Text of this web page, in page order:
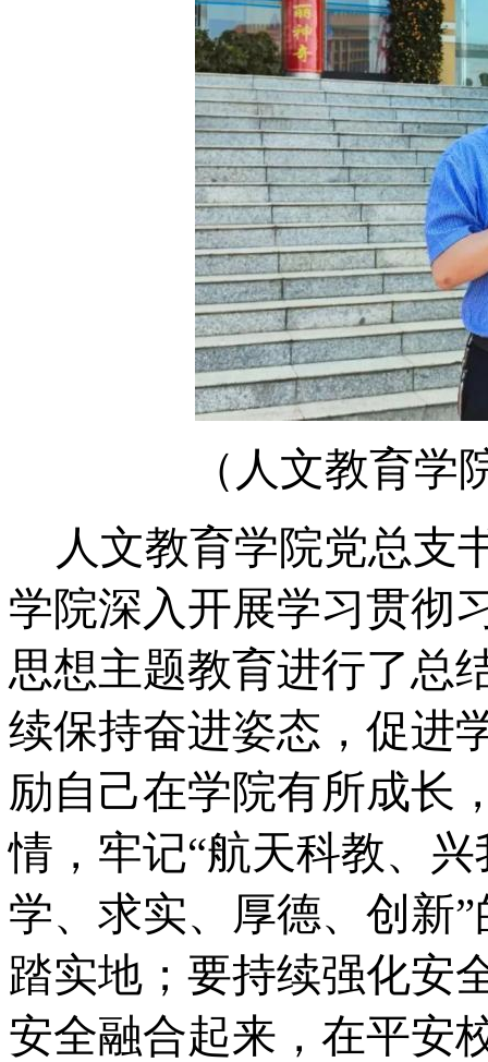
（人文教育学
人文教育学院党总支
学院深入开展学习贯彻
思想主题教育进行了总
续保持奋进姿态，促进
励自己在学院有所成长
情，牢记“航天科教、
学、求实、厚德、创新
踏实地；要持续强化安
安全融合起来，在平安